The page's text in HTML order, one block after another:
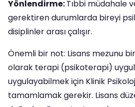
Yönlendirme:Tıbbi müdahale
gerektiren durumlarda bireyi
disiplinler arası çalışır.
Önemli bir not: Lisans mezunu
olarak terapi (psikoterapi)
uygulayabilmek için Klinik
tamamlamak gerekir. Lisans